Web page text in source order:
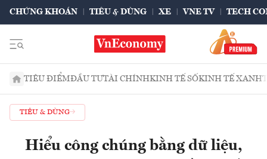
CHỨNG KHOÁN TIÊU & DÙNG XE VNE TV TECH
TIÊU ĐIỂMĐẦU TƯTÀI CHÍNHKINH TẾ SỐKINH TẾ XANH
TIÊU & DÙNG
Hiểu công chúng bằng dữ liệu,